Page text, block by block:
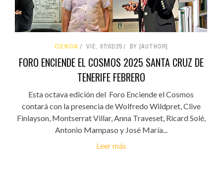
CIENCIA VIE, 07/02/25 BY [AUTHOR]
FORO ENCIENDE EL COSMOS 2025 SANTA CRUZ DE
TENERIFE FEBRERO
Esta octava edición del Foro Enciende el Cosmos
contará con la presencia de Wolfredo Wildpret, Clive
Finlayson, Montserrat Villar, Anna Traveset, Ricard Solé,
Antonio Mampaso y José María...
Leer más